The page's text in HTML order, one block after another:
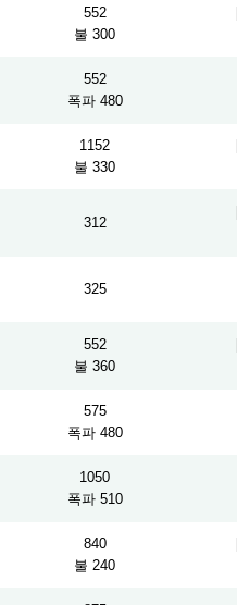
552
불 300
552
폭파 480
1152
불 330
312
325
552
불 360
575
폭파 480
1050
폭파 510
840
불 240